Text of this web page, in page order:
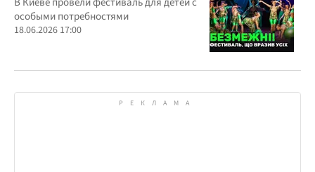
всеукраинском фестивале
особыми потребностями
18.06.2026 17:00